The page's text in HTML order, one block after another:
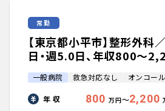
常勤
【東京都小平市】整形外科
日・週5.0日、年収800〜
一般病院 救急対応なし オンコー
年 収 800 万円〜2,200